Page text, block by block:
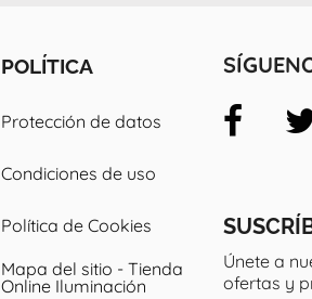
POLÍTICA
Protección de datos
Condiciones de uso
Política de Cookies
Mapa del sitio - Tienda
Online Iluminación
Únete a
ofertas y